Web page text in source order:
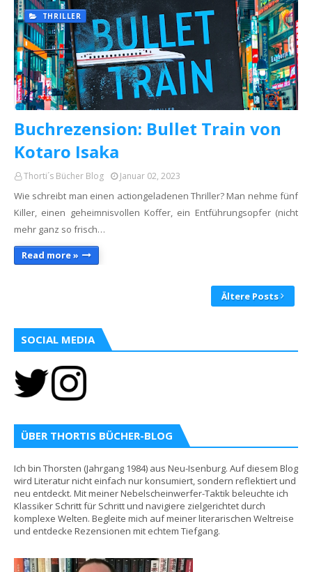
THRILLER
Buchrezension: Bullet Train von
Kotaro Isaka
Thorti´s Bücher Blog Januar 02, 2023
Wie schreibt man einen actiongeladenen Thriller? Man nehme fünf
Killer, einen geheimnisvollen Koffer, ein Entführungsopfer (nicht
mehr ganz so frisch…
Read more »
Ältere Posts
SOCIAL MEDIA
ÜBER THORTIS BÜCHER-BLOG
Ich bin Thorsten (Jahrgang 1984) aus Neu-Isenburg. Auf diesem Blog
wird Literatur nicht einfach nur konsumiert, sondern reflektiert und
neu entdeckt. Mit meiner Nebelscheinwerfer-Taktik beleuchte ich
Klassiker Schritt für Schritt und navigiere zielgerichtet durch
komplexe Welten. Begleite mich auf meiner literarischen Weltreise
und entdecke Rezensionen mit echtem Tiefgang.